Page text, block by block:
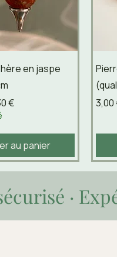
rapide
en jaspe
€
au panier
Prix
3,00
·